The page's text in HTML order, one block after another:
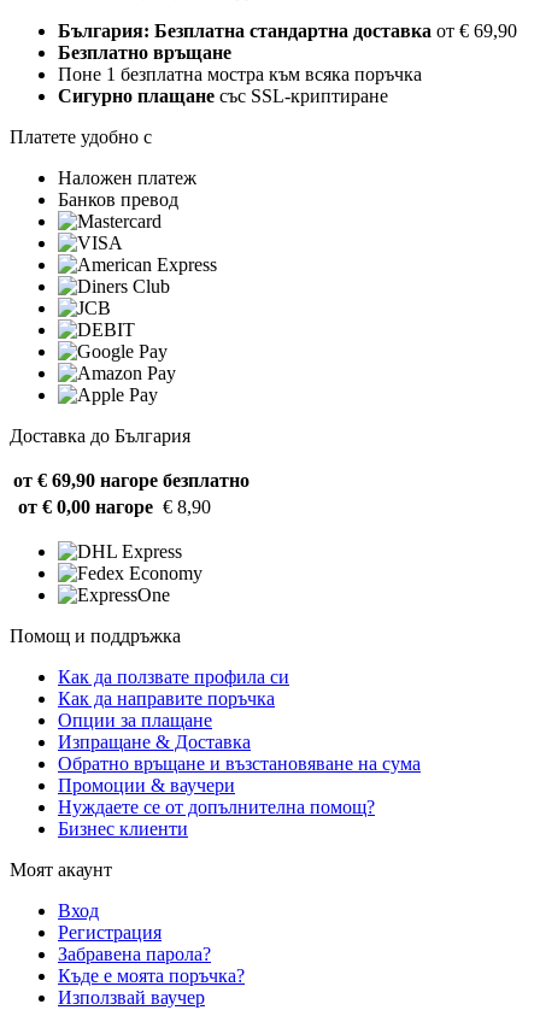
България: Безплатна стандартна доставка от € 69,90
Безплатно връщане
Поне 1 безплатна мостра към всяка поръчка
Сигурно плащане със SSL-криптиране
Платете удобно с
Наложен платеж
Банков превод
Доставка до България
от € 69,90 нагоре безплатно
от € 0,00 нагоре € 8,90
Помощ и поддръжка
Как да ползвате профила си
Как да направите поръчка
Опции за плащане
Изпращане & Доставка
Обратно връщане и възстановяване на сума
Промоции & ваучери
Нуждаете се от допълнителна помощ?
Бизнес клиенти
Моят акаунт
Вход
Регистрация
Забравена парола?
Къде е моята поръчка?
Използвай ваучер